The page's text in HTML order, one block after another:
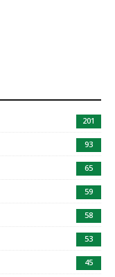
201
93
65
59
58
53
45